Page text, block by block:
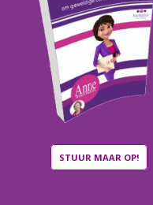
STUUR MAAR OP!